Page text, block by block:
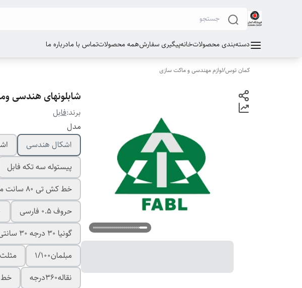
دسته‌بندی محصولاتخانهپیگیری سفارشهمه محصولاتتماس با مادرباره ما
کمان توس/لوازم مهندسی و ماکت سازی
شابلونهای هندسی
برند:فابل
مدل
اشکال هندسی
پیستوله سه تکه فابل
خط کش تی 80 سانت متحرک
حروف 0.5 فارسی
گونیا 30 درجه 30 سانتی فابل
مبلمان1/100
مثلث
نقاله360درجه
خط کش